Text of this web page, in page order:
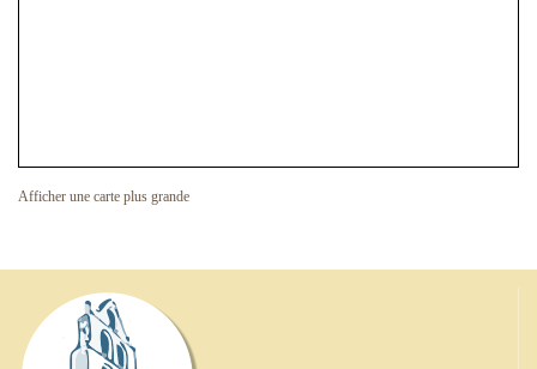
Afficher une carte plus grande